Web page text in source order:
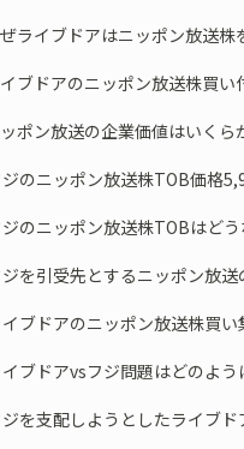
ライブドアはニッポン放送株
ブドアのニッポン放送株買い
ポン放送の企業価値はいくら
のニッポン放送株TOB価格
のニッポン放送株TOBはどう
を引受先とするニッポン放送
ブドアのニッポン放送株買い
ブドアvsフジ問題はどのよう
を支配しようとしたライブド